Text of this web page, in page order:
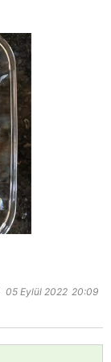
05 Eylül 2022 20:09